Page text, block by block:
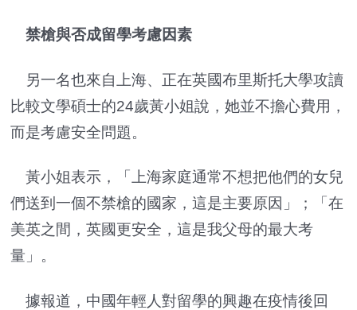
禁槍與否成留學考慮因素
另一名也來自上海、正在英國布里斯托大學攻讀
比較文學碩士的24歲黃小姐說，她並不擔心費用，
而是考慮安全問題。
黃小姐表示，「上海家庭通常不想把他們的女兒
們送到一個不禁槍的國家，這是主要原因」；「在
美英之間，英國更安全，這是我父母的最大考
量」。
據報道，中國年輕人對留學的興趣在疫情後回